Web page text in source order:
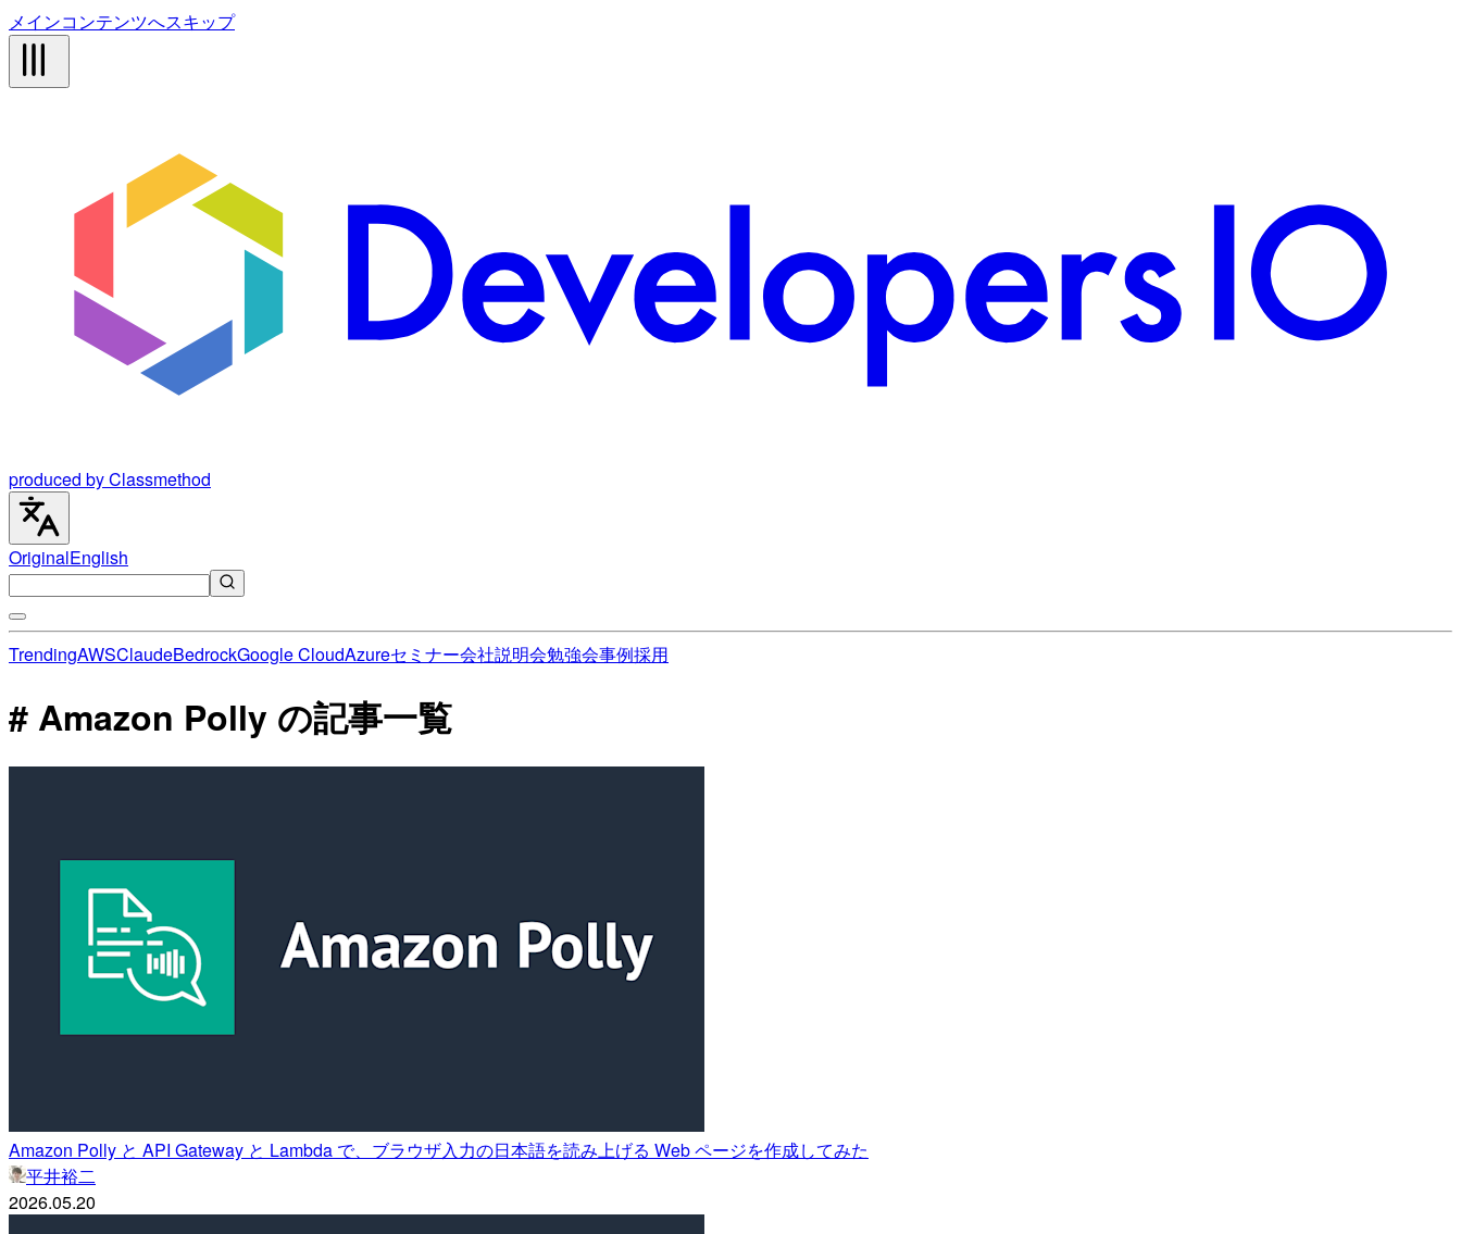
メインコンテンツへスキップ
produced by Classmethod
OriginalEnglish
TrendingAWSClaudeBedrockGoogle CloudAzureセミナー会社説明会勉強会事例採用
# Amazon Polly の記事一覧
Amazon Polly と API Gateway と Lambda で、ブラウザ入力の日本語を読み上げる Web ページを作成してみた
平井裕二
2026.05.20